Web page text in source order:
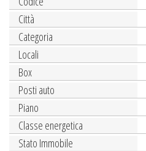
Città
Categoria
Locali
Box
Posti auto
Piano
Classe energetica
Stato Immobile